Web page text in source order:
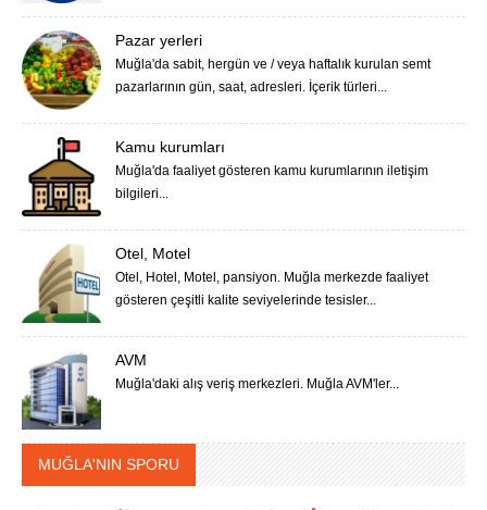
Pazar yerleri
Muğla'da sabit, hergün ve / veya haftalık kurulan semt
pazarlarının gün, saat, adresleri. İçerik türleri...
Kamu kurumları
Muğla'da faaliyet gösteren kamu kurumlarının iletişim
bilgileri...
Otel, Motel
Otel, Hotel, Motel, pansiyon. Muğla merkezde faaliyet
gösteren çeşitli kalite seviyelerinde tesisler...
AVM
Muğla'daki alış veriş merkezleri. Muğla AVM'ler...
MUĞLA'NIN SPORU